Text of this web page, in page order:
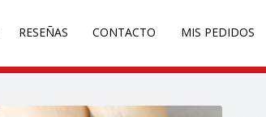
RESEÑAS CONTACTO MIS PEDIDOS